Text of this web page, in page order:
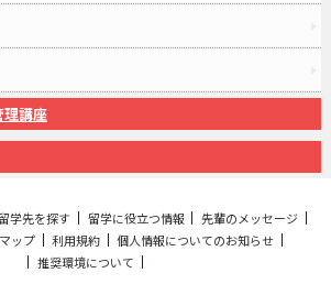
理講座
学先を探す 留学に役立つ情報
先輩のメッセージ
ップ 利用規約
個人情報についてのお知らせ
推奨環境について